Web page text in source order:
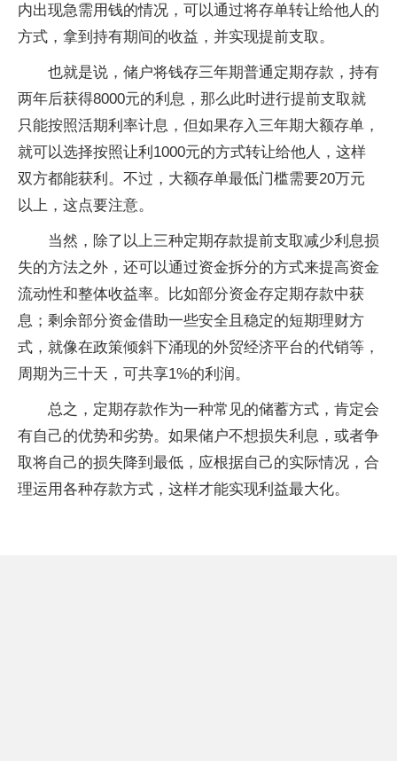
内出现急需用钱的情况，可以通过将存单转让给他人的
方式，拿到持有期间的收益，并实现提前支取。
也就是说，储户将钱存三年期普通定期存款，持有
两年后获得8000元的利息，那么此时进行提前支取就
只能按照活期利率计息，但如果存入三年期大额存单，
就可以选择按照让利1000元的方式转让给他人，这样
双方都能获利。不过，大额存单最低门槛需要20万元
以上，这点要注意。
当然，除了以上三种定期存款提前支取减少利息损
失的方法之外，还可以通过资金拆分的方式来提高资金
流动性和整体收益率。比如部分资金存定期存款中获
息；剩余部分资金借助一些安全且稳定的短期理财方
式，就像在政策倾斜下涌现的外贸经济平台的代销等，
周期为三十天，可共享1%的利润。
总之，定期存款作为一种常见的储蓄方式，肯定会
有自己的优势和劣势。如果储户不想损失利息，或者争
取将自己的损失降到最低，应根据自己的实际情况，合
理运用各种存款方式，这样才能实现利益最大化。